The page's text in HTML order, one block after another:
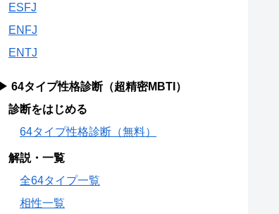
ESFJ
ENFJ
ENTJ
▶ 64タイプ性格診断（超精密MBTI）
診断をはじめる
64タイプ性格診断（無料）
解説・一覧
全64タイプ一覧
相性一覧